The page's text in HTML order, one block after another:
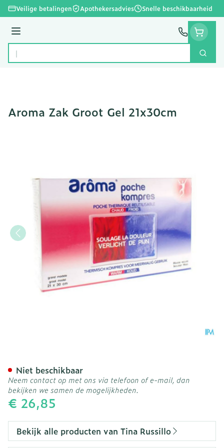
Ga naar de inhoud
Veilige betalingen Apothekersadvies Snelle beschikbaarheid
Menu
Product, merk, categorie...
Zoek
Aroma Zak Groot Gel 21x30cm
€ 26,85
Niet beschikbaar
Neem contact op met ons via telefoon of e-mail, dan
bekijken we samen de mogelijkheden.
Bekijk alle producten van Tina Russillo